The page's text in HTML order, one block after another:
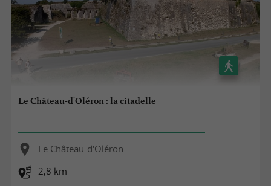
Le Château-d'Oléron : la citadelle
Le Château-d'Oléron
2,8 km